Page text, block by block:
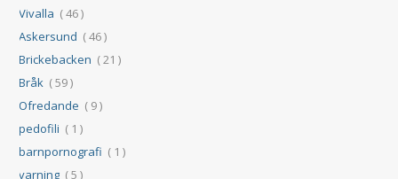
Vivalla ( 46 )
Askersund ( 46 )
Brickebacken ( 21 )
Bråk ( 59 )
Ofredande ( 9 )
pedofili ( 1 )
barnpornografi ( 1 )
varning ( 5 )